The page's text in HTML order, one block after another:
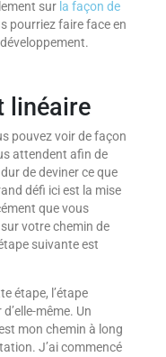
sur la façon de
pourriez faire face en
linéaire
pouvez voir de façon
attendent afin de
de deviner ce que
défi ici est la mise
que vous
votre chemin de
suivante est
étape, l’étape
même. Un
mon chemin à long
J’ai commencé